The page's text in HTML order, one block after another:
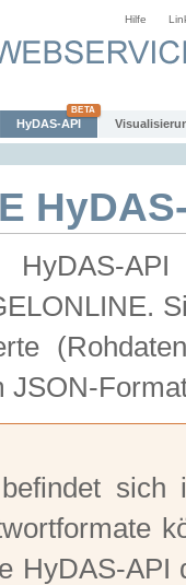
Hilfe
HyDAS-API
HyDAS-
JSON-
befindet
HyDAS-